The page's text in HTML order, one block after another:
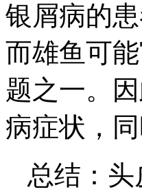
银屑病的
而雄鱼可
题之一。
病症状，
总结：